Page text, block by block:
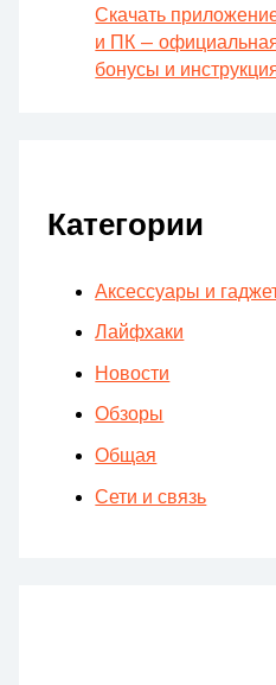
Скачать
и ПК — официальная
бонусы и
Категории
Аксессуары и
Лайфхаки
Новости
Обзоры
Общая
Сети и связь